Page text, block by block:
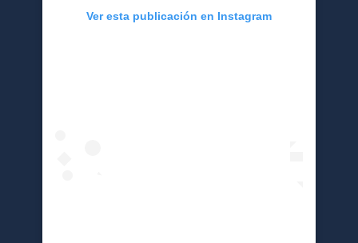
Ver esta publicación en Instagram